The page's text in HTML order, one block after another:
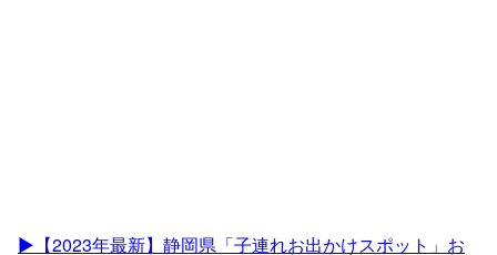
▶︎【2023年最新】静岡県「子連れお出かけスポット」お